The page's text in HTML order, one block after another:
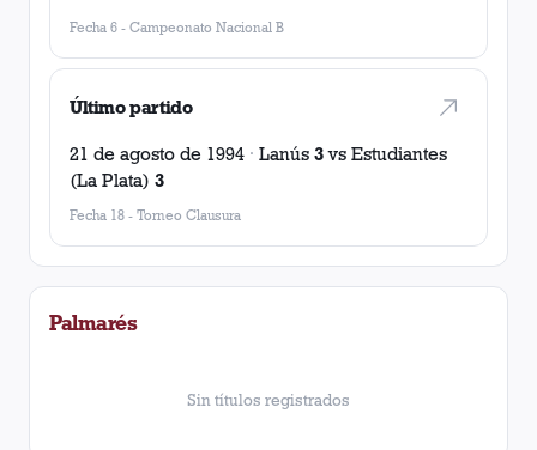
Fecha 6 - Campeonato Nacional B
Último partido
21 de agosto de 1994 · Lanús 3vs Estudiantes
(La Plata) 3
Fecha 18 - Torneo Clausura
Palmarés
Sin títulos registrados